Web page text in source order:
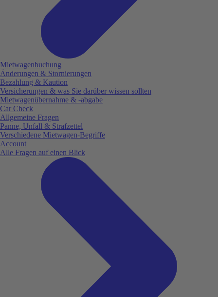
Mietwagenbuchung
Änderungen & Stornierungen
Bezahlung & Kaution
Versicherungen & was Sie darüber wissen sollten
Mietwagenübernahme & -abgabe
Car Check
Allgemeine Fragen
Panne, Unfall & Strafzettel
Verschiedene Mietwagen-Begriffe
Account
Alle Fragen auf einen Blick